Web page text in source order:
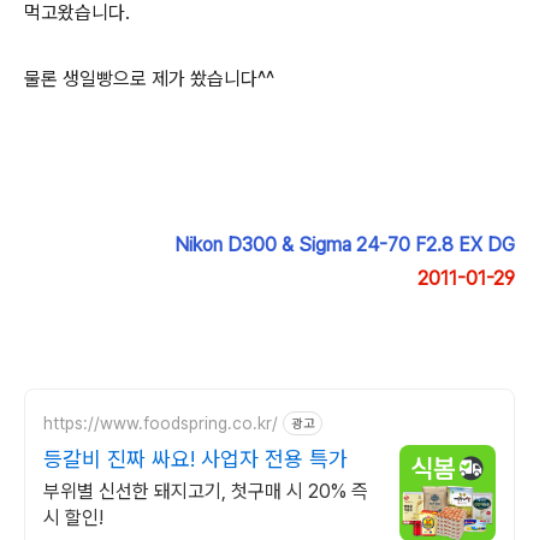
먹고왔습니다.
물론 생일빵으로 제가 쐈습니다^^
Nikon D300 & Sigma 24-70 F2.8 EX DG
2011-01-29
https://www.foodspring.co.kr/ 광고
등갈비 진짜 싸요! 사업자 전용 특가
부위별 신선한 돼지고기, 첫구매 시 20% 즉
시 할인!